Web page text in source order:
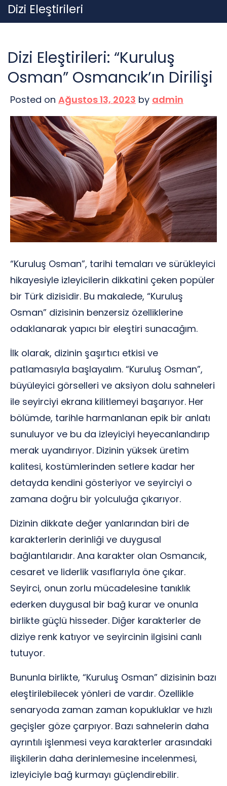
Skip
to
Dizi Eleştirileri
Dizi Eleştirileri: “Kuruluş
Osman” Osmancık’ın Dirilişi
Posted on Ağustos 13, 2023 by admin
“Kuruluş Osman”, tarihi temaları ve sürükleyici
hikayesiyle izleyicilerin dikkatini çeken popüler
bir Türk dizisidir. Bu makalede, “Kuruluş
Osman” dizisinin benzersiz özelliklerine
odaklanarak yapıcı bir eleştiri sunacağım.
İlk olarak, dizinin şaşırtıcı etkisi ve
patlamasıyla başlayalım. “Kuruluş Osman”,
büyüleyici görselleri ve aksiyon dolu sahneleri
ile seyirciyi ekrana kilitlemeyi başarıyor. Her
bölümde, tarihle harmanlanan epik bir anlatı
sunuluyor ve bu da izleyiciyi heyecanlandırıp
merak uyandırıyor. Dizinin yüksek üretim
kalitesi, kostümlerinden setlere kadar her
detayda kendini gösteriyor ve seyirciyi o
zamana doğru bir yolculuğa çıkarıyor.
Dizinin dikkate değer yanlarından biri de
karakterlerin derinliği ve duygusal
bağlantılarıdır. Ana karakter olan Osmancık,
cesaret ve liderlik vasıflarıyla öne çıkar.
Seyirci, onun zorlu mücadelesine tanıklık
ederken duygusal bir bağ kurar ve onunla
birlikte güçlü hisseder. Diğer karakterler de
diziye renk katıyor ve seyircinin ilgisini canlı
tutuyor.
Bununla birlikte, “Kuruluş Osman” dizisinin bazı
eleştirilebilecek yönleri de vardır. Özellikle
senaryoda zaman zaman kopukluklar ve hızlı
geçişler göze çarpıyor. Bazı sahnelerin daha
ayrıntılı işlenmesi veya karakterler arasındaki
ilişkilerin daha derinlemesine incelenmesi,
izleyiciyle bağ kurmayı güçlendirebilir.